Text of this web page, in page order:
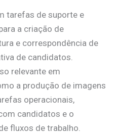
tarefas de suporte e
a criação de
e correspondência de
de candidatos.
relevante em
a produção de imagens
operacionais,
candidatos e o
fluxos de trabalho.